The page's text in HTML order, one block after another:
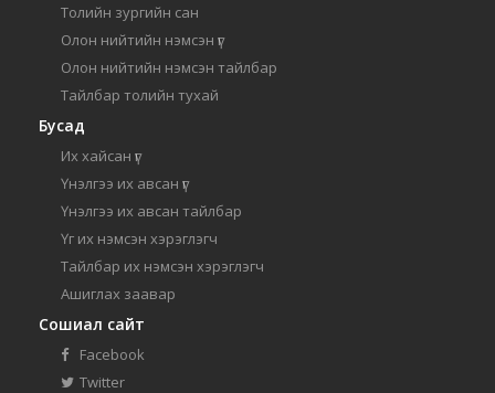
Толийн зургийн сан
Олон нийтийн нэмсэн үг
Олон нийтийн нэмсэн тайлбар
Тайлбар толийн тухай
Бусад
Их хайсан үг
Үнэлгээ их авсан үг
Үнэлгээ их авсан тайлбар
Үг их нэмсэн хэрэглэгч
Тайлбар их нэмсэн хэрэглэгч
Ашиглах заавар
Сошиал сайт
Facebook
Twitter